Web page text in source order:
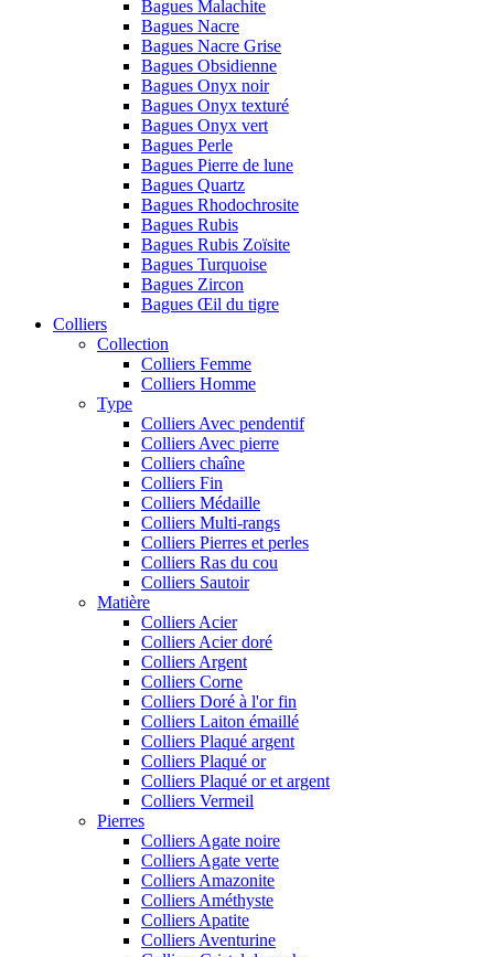
Bagues Malachite
Bagues Nacre
Bagues Nacre Grise
Bagues Obsidienne
Bagues Onyx noir
Bagues Onyx texturé
Bagues Onyx vert
Bagues Perle
Bagues Pierre de lune
Bagues Quartz
Bagues Rhodochrosite
Bagues Rubis
Bagues Rubis Zoïsite
Bagues Turquoise
Bagues Zircon
Bagues Œil du tigre
Colliers
Collection
Colliers Femme
Colliers Homme
Type
Colliers Avec pendentif
Colliers Avec pierre
Colliers chaîne
Colliers Fin
Colliers Médaille
Colliers Multi-rangs
Colliers Pierres et perles
Colliers Ras du cou
Colliers Sautoir
Matière
Colliers Acier
Colliers Acier doré
Colliers Argent
Colliers Corne
Colliers Doré à l'or fin
Colliers Laiton émaillé
Colliers Plaqué argent
Colliers Plaqué or
Colliers Plaqué or et argent
Colliers Vermeil
Pierres
Colliers Agate noire
Colliers Agate verte
Colliers Amazonite
Colliers Améthyste
Colliers Apatite
Colliers Aventurine